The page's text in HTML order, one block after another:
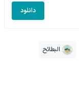
دانلود
البطائح